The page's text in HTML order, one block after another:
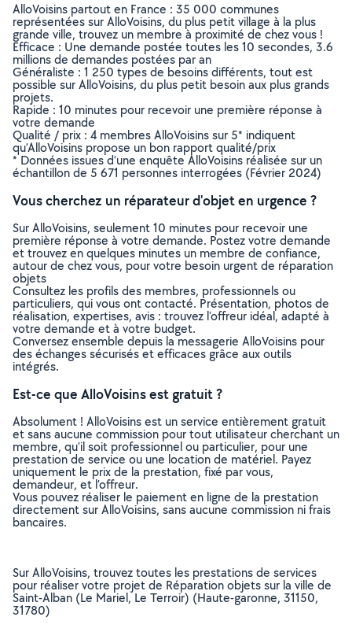
AlloVoisins partout en France : 35 000 communes
représentées sur AlloVoisins, du plus petit village à la plus
grande ville, trouvez un membre à proximité de chez vous !
Efficace : Une demande postée toutes les 10 secondes, 3.6
millions de demandes postées par an
Généraliste : 1 250 types de besoins différents, tout est
possible sur AlloVoisins, du plus petit besoin aux plus grands
projets.
Rapide : 10 minutes pour recevoir une première réponse à
votre demande
Qualité / prix : 4 membres AlloVoisins sur 5* indiquent
qu’AlloVoisins propose un bon rapport qualité/prix
* Données issues d’une enquête AlloVoisins réalisée sur un
échantillon de 5 671 personnes interrogées (Février 2024)
Vous cherchez un réparateur d'objet en urgence ?
Sur AlloVoisins, seulement 10 minutes pour recevoir une
première réponse à votre demande. Postez votre demande
et trouvez en quelques minutes un membre de confiance,
autour de chez vous, pour votre besoin urgent de réparation
objets
Consultez les profils des membres, professionnels ou
particuliers, qui vous ont contacté. Présentation, photos de
réalisation, expertises, avis : trouvez l'offreur idéal, adapté à
votre demande et à votre budget.
Conversez ensemble depuis la messagerie AlloVoisins pour
des échanges sécurisés et efficaces grâce aux outils
intégrés.
Est-ce que AlloVoisins est gratuit ?
Absolument ! AlloVoisins est un service entièrement gratuit
et sans aucune commission pour tout utilisateur cherchant un
membre, qu’il soit professionnel ou particulier, pour une
prestation de service ou une location de matériel. Payez
uniquement le prix de la prestation, fixé par vous,
demandeur, et l’offreur.
Vous pouvez réaliser le paiement en ligne de la prestation
directement sur AlloVoisins, sans aucune commission ni frais
bancaires.
Sur AlloVoisins, trouvez toutes les prestations de services
pour réaliser votre projet de Réparation objets sur la ville de
Saint-Alban (Le Mariel, Le Terroir) (Haute-garonne, 31150,
31780)